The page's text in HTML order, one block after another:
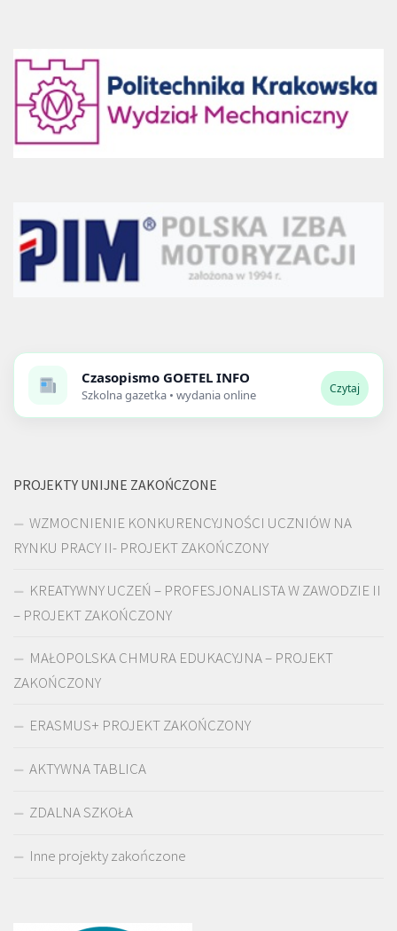
Czasopismo GOETEL INFO
Szkolna gazetka • wydania online Czytaj
PROJEKTY UNIJNE ZAKOŃCZONE
WZMOCNIENIE KONKURENCYJNOŚCI UCZNIÓW NA
RYNKU PRACY II- PROJEKT ZAKOŃCZONY
KREATYWNY UCZEŃ – PROFESJONALISTA W ZAWODZIE II
– PROJEKT ZAKOŃCZONY
MAŁOPOLSKA CHMURA EDUKACYJNA – PROJEKT
ZAKOŃCZONY
ERASMUS+ PROJEKT ZAKOŃCZONY
AKTYWNA TABLICA
ZDALNA SZKOŁA
Inne projekty zakończone